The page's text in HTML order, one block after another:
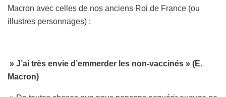
Macron avec celles de nos anciens Roi de France (ou
illustres personnages) :
» J’ai très envie d’emmerder les non-vaccinés » (E.
Macron)